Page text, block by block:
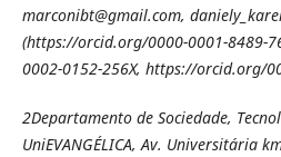
marconibt@gmail.com,
(https://orcid.org/0000-0001-8489-
0002-0152-256X, https://orcid.org/
2Departamento de Sociedade,
UniEVANGÉLICA, Av. Universitária